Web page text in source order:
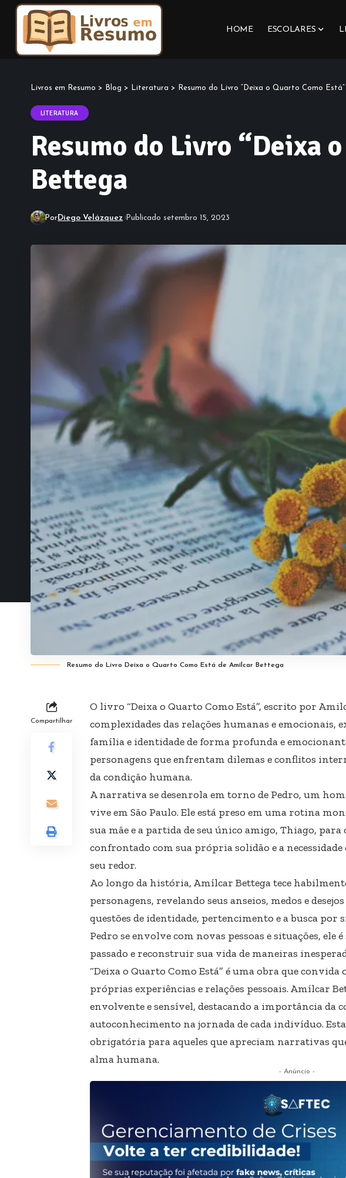
HOME ESCOLARES
Livros em Resumo > Blog > Literatura > Resumo do Livro “Deixa o Quarto Como
LITERATURA
Resumo do Livro “Deixa
Bettega
PorDiego Velázquez Publicado setembro 15, 2023
Resumo do Livro Deixa o Quarto Como Está de Amílcar Bettega
Compartilhar
O livro “Deixa o Quarto Como Está”, escrito por
complexidades das relações humanas e emocionais,
família e identidade de forma profunda e
personagens que enfrentam dilemas e conflitos
da condição humana.
A narrativa se desenrola em torno de Pedro, um
vive em São Paulo. Ele está preso em uma rotina
sua mãe e a partida de seu único amigo, Thiago, para
confrontado com sua própria solidão e a
seu redor.
Ao longo da história, Amílcar Bettega tece
personagens, revelando seus anseios, medos e
questões de identidade, pertencimento e a busca por
Pedro se envolve com novas pessoas e situações,
passado e reconstruir sua vida de maneiras
“Deixa o Quarto Como Está” é uma obra que
próprias experiências e relações pessoais. Amílcar
envolvente e sensível, destacando a importância da
autoconhecimento na jornada de cada indivíduo.
obrigatória para aqueles que apreciam narrativas
alma humana.
- Anúncio -